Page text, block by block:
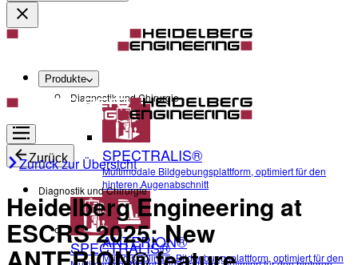
Produkte
Diagnostik und Chirurgie
SPECTRALIS®
Multimodale Bildgebungsplattform, optimiert für den
hinteren Augenabschnitt
ANTERION®
Multidisziplinäre Bildgebungsplattform, optimiert für den
Zurück
Diagnostik und Chirurgie
SPECTRALIS®
Zurück zur Übersicht
Heidelberg Engineering at
ESCRS 2025: New